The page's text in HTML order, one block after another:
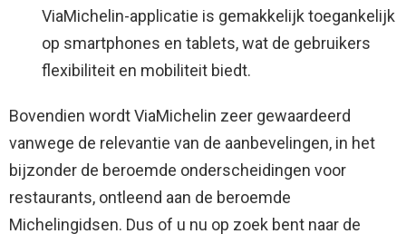
ViaMichelin-applicatie is gemakkelijk toegankelijk
op smartphones en tablets, wat de gebruikers
flexibiliteit en mobiliteit biedt.
Bovendien wordt ViaMichelin zeer gewaardeerd
vanwege de relevantie van de aanbevelingen, in het
bijzonder de beroemde onderscheidingen voor
restaurants, ontleend aan de beroemde
Michelingidsen. Dus of u nu op zoek bent naar de